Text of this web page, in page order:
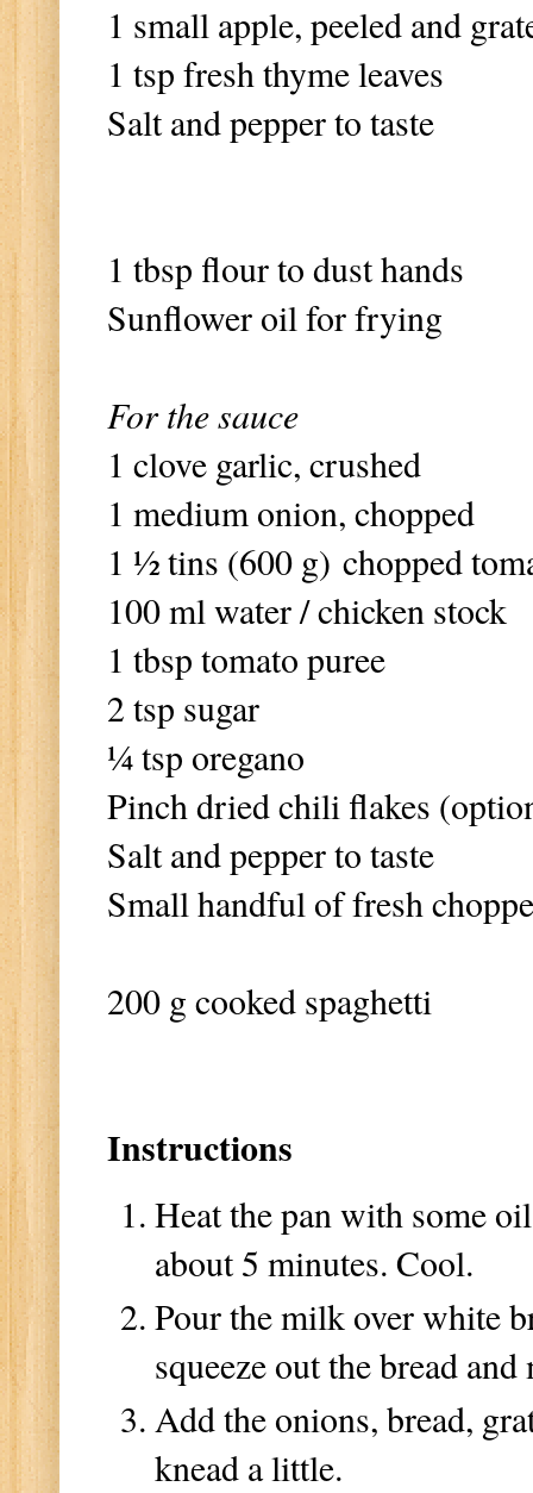
1 small apple, peeled and
1 tsp fresh thyme leaves
Salt and pepper to taste
1 tbsp flour to dust hands
Sunflower oil for frying
For the sauce
1 clove garlic, crushed
1 medium onion, chopped
1 ½ tins (600 g) chopped
100 ml water / chicken stock
1 tbsp tomato puree
2 tsp sugar
¼ tsp oregano
Pinch dried chili flakes
Salt and pepper to taste
Small handful of fresh
200 g cooked spaghetti
Instructions
Heat the pan with some
about 5 minutes. Cool.
Pour the milk over white
squeeze out the bread
Add the onions, bread,
knead a little.